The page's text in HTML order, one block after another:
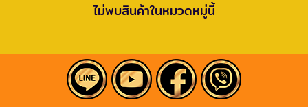
ไม่พบสินค้าในหมวดหมู่นี้